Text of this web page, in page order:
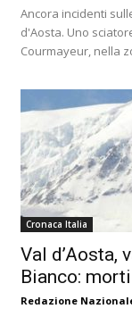
Ancora incidenti
d'Aosta. Uno
Courmayeur, nella
Cronaca Italia
Val d’Aosta,
Bianco:
Redazione